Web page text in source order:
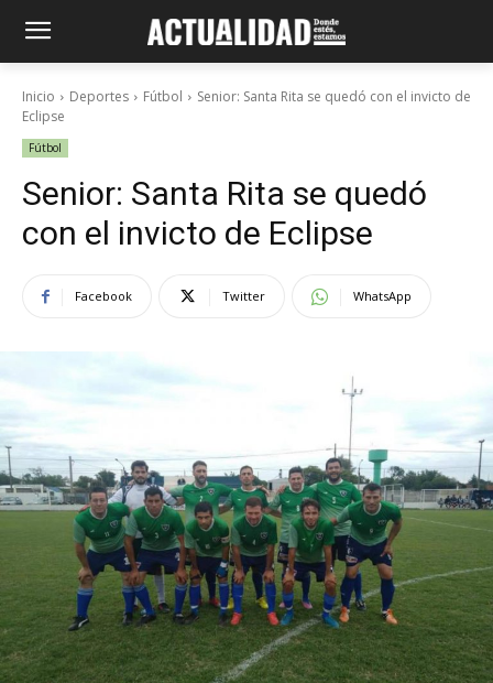
Inicio Deportes Fútbol
Senior: Santa Rita se quedó con el invicto de
Eclipse
Fútbol
Senior: Santa Rita se quedó
con el invicto de Eclipse
Facebook Twitter WhatsApp